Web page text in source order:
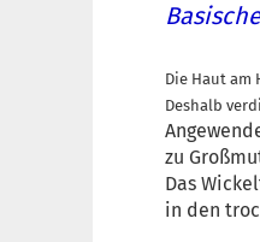
Die Haut
Deshalb
zu
Das
in den